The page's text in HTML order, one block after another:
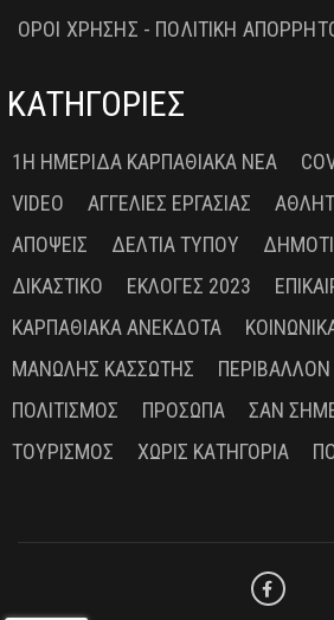
ΟΡΟΙ ΧΡΗΣΗΣ - ΠΟΛΙΤΙΚΗ
ΚΑΤΗΓΟΡΙΕΣ
1Η ΗΜΕΡΊΔΑ ΚΑΡΠΑΘΙΑΚΆ ΝΈΑ
VIDEO
ΑΓΓΕΛΊΕΣ ΕΡΓΑΣΊΑΣ
ΑΠΌΨΕΙΣ
ΔΕΛΤΊΑ ΤΎΠΟΥ
ΔΙΚΑΣΤΙΚΌ
ΕΚΛΟΓΈΣ 2023
ΚΑΡΠΑΘΙΑΚΆ ΑΝΈΚΔΟΤΑ
ΜΑΝΏΛΗΣ ΚΑΣΣΏΤΗΣ
ΠΕΡΙΒΆΛΛΟΝ
ΠΟΛΙΤΙΣΜΌΣ
ΠΡΌΣΩΠΑ
ΣΑΝ
ΤΟΥΡΙΣΜΌΣ
ΧΩΡΊΣ ΚΑΤΗΓΟΡΊΑ